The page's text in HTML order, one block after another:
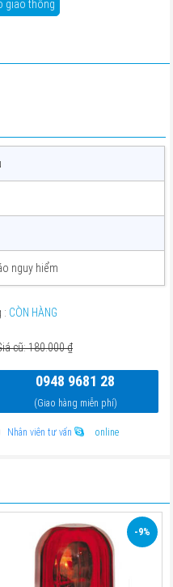
giao thông
nguy hiểm
: CÒN HÀNG
cũ: 180.000₫
0948 9681 28
(Giao hàng miễn phí)
Nhân viên tư vấn online
-9%